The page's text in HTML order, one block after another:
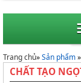
Trang chủ»Sản phẩm»
CHẤT TẠO